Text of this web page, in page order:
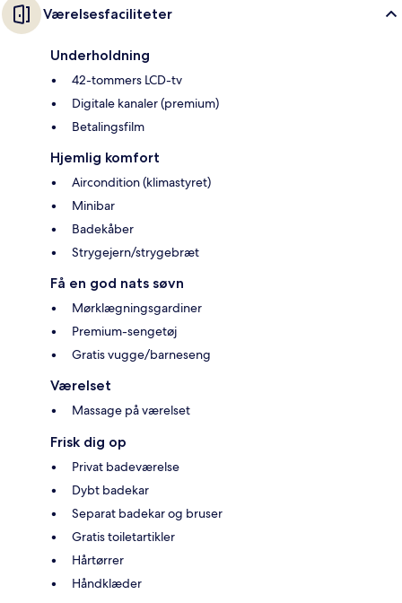
Værelsesfaciliteter
Underholdning
42-tommers LCD-tv
Digitale kanaler (premium)
Betalingsfilm
Hjemlig komfort
Aircondition (klimastyret)
Minibar
Badekåber
Strygejern/strygebræt
Få en god nats søvn
Mørklægningsgardiner
Premium-sengetøj
Gratis vugge/barneseng
Værelset
Massage på værelset
Frisk dig op
Privat badeværelse
Dybt badekar
Separat badekar og bruser
Gratis toiletartikler
Hårtørrer
Håndklæder